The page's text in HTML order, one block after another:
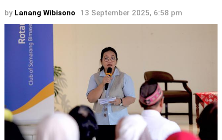
by Lanang Wibisono 13 September 2025, 6:58 pm